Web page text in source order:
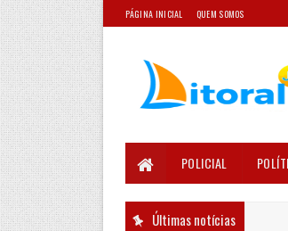
PÁGINA INICIAL QUEM SOMOS
POLICIAL
Últimas notícias